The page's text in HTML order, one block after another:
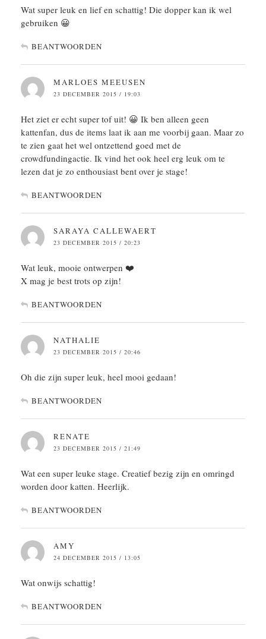
Wat super leuk en lief en schattig! Die dopper kan ik wel
gebruiken 😀
BEANTWOORDEN
MARLOES MEEUSEN
23 DECEMBER 2015 / 19:03
Het ziet er echt super tof uit! 😀 Ik ben alleen geen
kattenfan, dus de items laat ik aan me voorbij gaan. Maar zo
te zien gaat het wel ontzettend goed met de
crowdfundingactie. Ik vind het ook heel erg leuk om te
lezen dat je zo enthousiast bent over je stage!
BEANTWOORDEN
SARAYA CALLEWAERT
23 DECEMBER 2015 / 20:23
Wat leuk, mooie ontwerpen ❤️
X mag je best trots op zijn!
BEANTWOORDEN
NATHALIE
23 DECEMBER 2015 / 20:46
Oh die zijn super leuk, heel mooi gedaan!
BEANTWOORDEN
RENATE
23 DECEMBER 2015 / 21:49
Wat een super leuke stage. Creatief bezig zijn en omringd
worden door katten. Heerlijk.
BEANTWOORDEN
AMY
24 DECEMBER 2015 / 13:05
Wat onwijs schattig!
BEANTWOORDEN